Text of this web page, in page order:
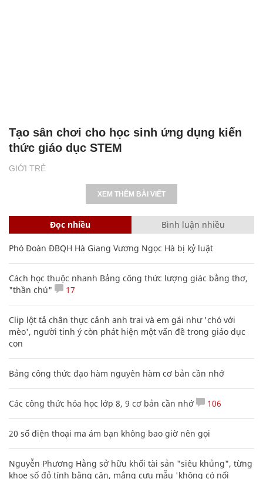
GIỚI TRẺ
Tạo sân chơi cho học sinh ứng dụng kiến
thức giáo dục STEM
XEM THÊM BÀI VIẾT
Đọc nhiều Bình luận nhiều
Phó Đoàn ĐBQH Hà Giang Vương Ngọc Hà bị kỷ luật
Cách học thuộc nhanh Bảng công thức lượng giác bằng thơ,
"thần chú"
17
Clip lột tả chân thực cảnh anh trai và em gái như 'chó với
mèo', người tinh ý còn phát hiện một vấn đề trong giáo dục
con
Bảng công thức đạo hàm nguyên hàm cơ bản cần nhớ
Các công thức hóa học lớp 8, 9 cơ bản cần nhớ 106
20 số điện thoại ma ám bạn không bao giờ nên gọi
Nguyễn Phương Hằng sở hữu khối tài sản "siêu khủng", từng
khoe sổ đỏ tính bằng cân, mắng cựu mẫu 'không có nổi